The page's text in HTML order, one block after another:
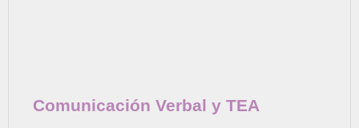
Comunicación Verbal y TEA